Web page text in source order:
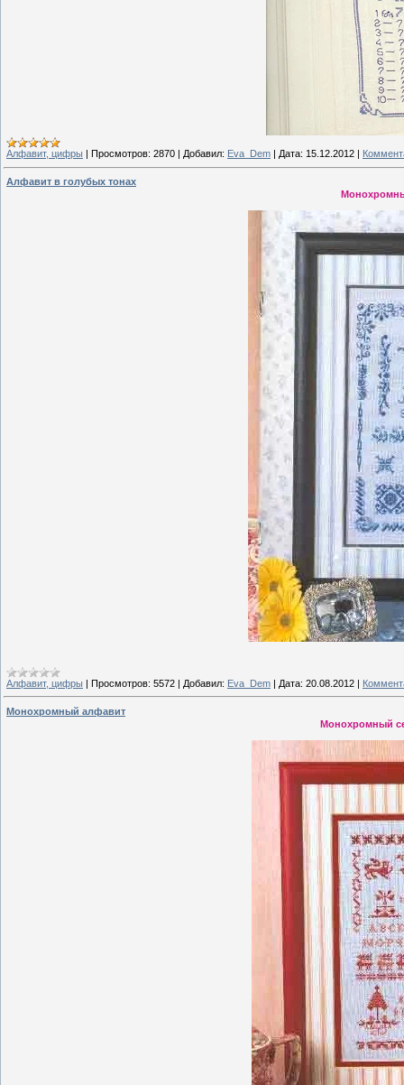
Алфавит, цифры Просмотров: 2870 Добавил: Eva_Dem Дата: 15.12.2012
Алфавит в голубых тонах
Алфавит, цифры | Просмотров: 5572 | Добавил: Eva_Dem | Дата: 20.08.2012 |
Монохромный алфавит
Монохромный